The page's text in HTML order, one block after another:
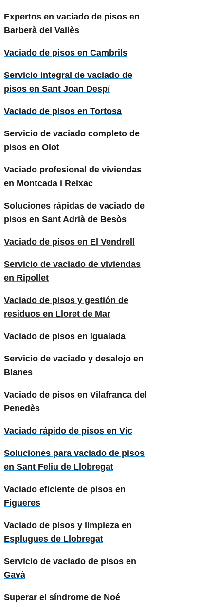
Expertos en vaciado de pisos en
Barberà del Vallès
Vaciado de pisos en Cambrils
Servicio integral de vaciado de
pisos en Sant Joan Despí
Vaciado de pisos en Tortosa
Servicio de vaciado completo de
pisos en Olot
Vaciado profesional de viviendas
en Montcada i Reixac
Soluciones rápidas de vaciado de
pisos en Sant Adrià de Besòs
Vaciado de pisos en El Vendrell
Servicio de vaciado de viviendas
en Ripollet
Vaciado de pisos y gestión de
residuos en Lloret de Mar
Vaciado de pisos en Igualada
Servicio de vaciado y desalojo en
Blanes
Vaciado de pisos en Vilafranca del
Penedès
Vaciado rápido de pisos en Vic
Soluciones para vaciado de pisos
en Sant Feliu de Llobregat
Vaciado eficiente de pisos en
Figueres
Vaciado de pisos y limpieza en
Esplugues de Llobregat
Servicio de vaciado de pisos en
Gavà
Superar el síndrome de Noé